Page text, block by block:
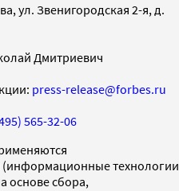
ул. Звенигородская 2-я, д.
Дмитриевич
press-release@forbes.ru
565-32-06
технологии
основе сбора,